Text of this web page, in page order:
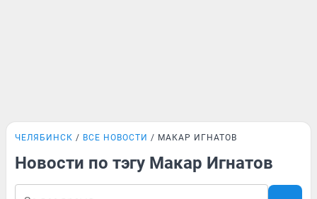
ЧЕЛЯБИНСК ВСЕ НОВОСТИ МАКАР ИГНАТОВ
Новости по тэгу Макар Игнатов